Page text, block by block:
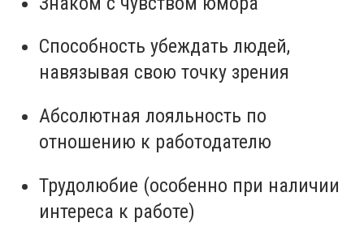
Способность убеждать людей,
навязывая свою точку зрения
Абсолютная лояльность по
отношению к работодателю
Трудолюбие (особенно при наличии
интереса к работе)